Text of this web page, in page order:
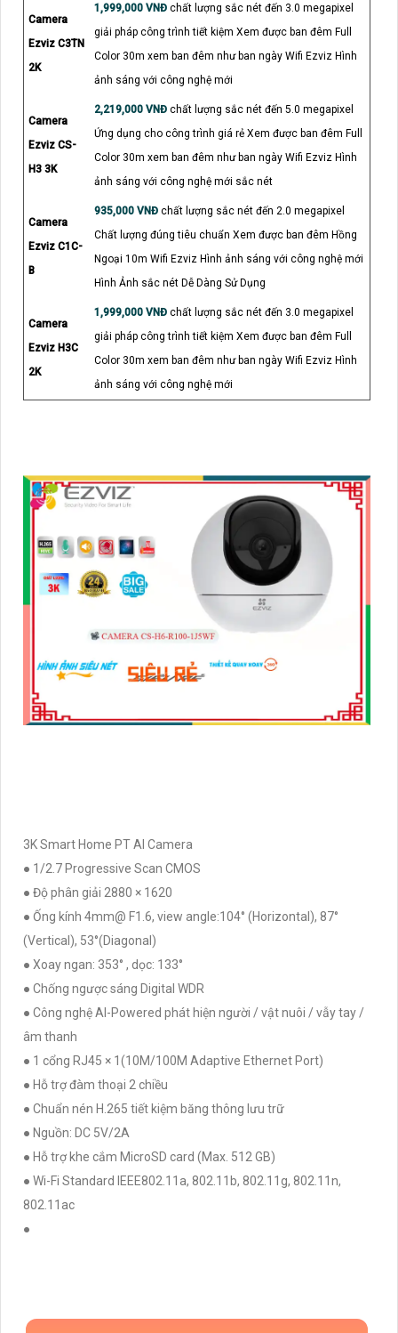
Camera
Ezviz C3TN
2K
1,999,000 VNĐ chất lượng sắc nét đến 3.0 megapixel
giải pháp công trình tiết kiệm Xem được ban đêm Full
Color 30m xem ban đêm như ban ngày Wifi Ezviz Hình
ảnh sáng với công nghệ mới
Camera
Ezviz CS-
H3 3K
2,219,000 VNĐ chất lượng sắc nét đến 5.0 megapixel
Ứng dụng cho công trình giá rẻ Xem được ban đêm Full
Color 30m xem ban đêm như ban ngày Wifi Ezviz Hình
ảnh sáng với công nghệ mới sắc nét
Camera
Ezviz C1C-
B
935,000 VNĐ chất lượng sắc nét đến 2.0 megapixel
Chất lượng đúng tiêu chuẩn Xem được ban đêm Hồng
Ngoại 10m Wifi Ezviz Hình ảnh sáng với công nghệ mới
Hình Ảnh sắc nét Dễ Dàng Sử Dụng
Camera
Ezviz H3C
2K
1,999,000 VNĐ chất lượng sắc nét đến 3.0 megapixel
giải pháp công trình tiết kiệm Xem được ban đêm Full
Color 30m xem ban đêm như ban ngày Wifi Ezviz Hình
ảnh sáng với công nghệ mới
3K Smart Home PT AI Camera
● 1/2.7 Progressive Scan CMOS
● Độ phân giải 2880 × 1620
● Ống kính 4mm@ F1.6, view angle:104° (Horizontal), 87°
(Vertical), 53°(Diagonal)
● Xoay ngan: 353° , dọc: 133°
● Chống ngược sáng Digital WDR
● Công nghệ AI-Powered phát hiện người / vật nuôi / vẫy tay /
âm thanh
● 1 cổng RJ45 × 1(10M/100M Adaptive Ethernet Port)
● Hỗ trợ đàm thoại 2 chiều
● Chuẩn nén H.265 tiết kiệm băng thông lưu trữ
● Nguồn: DC 5V/2A
● Hỗ trợ khe cắm MicroSD card (Max. 512 GB)
● Wi-Fi Standard IEEE802.11a, 802.11b, 802.11g, 802.11n,
802.11ac
●